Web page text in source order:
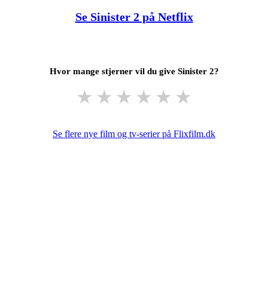
Se Sinister 2 på Netflix
Hvor mange stjerner vil du give Sinister 2?
★ ★ ★ ★ ★ ★
Se flere nye film og tv-serier på Flixfilm.dk